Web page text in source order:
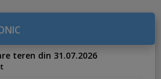
teren din 31.07.2026